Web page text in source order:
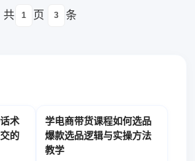
共 1 页 3 条
术
的
学电商带货课程如何选品
爆款选品逻辑与实操方法
教学